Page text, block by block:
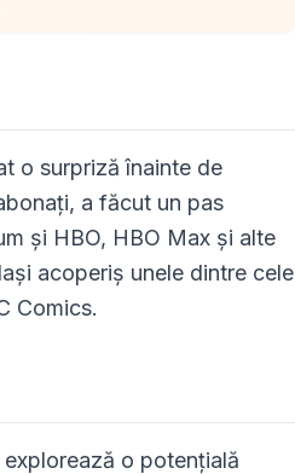
o surpriză înainte de
a făcut un pas
și HBO, HBO Max și alte
acoperiș unele dintre cele
Comics.
o potențială